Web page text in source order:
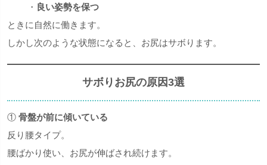
・ 良い姿勢を保つ
ときに自然に働きます。
しかし次のような状態になると、お尻はサボります。
サボりお尻の原因3選
① 骨盤が前に傾いている
反り腰タイプ。
腰ばかり使い、お尻が伸ばされ続けます。